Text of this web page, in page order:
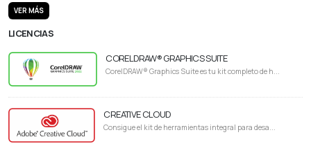
VER MÁS
LICENCIAS
CORELDRAW® GRAPHICS SUITE
CorelDRAW® Graphics Suite es tu kit completo de h...
CREATIVE CLOUD
Consigue el kit de herramientas integral para desa...